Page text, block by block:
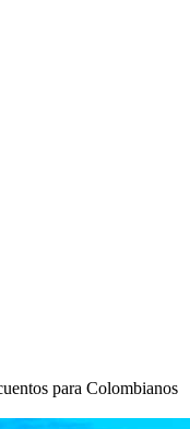
para Colombianos